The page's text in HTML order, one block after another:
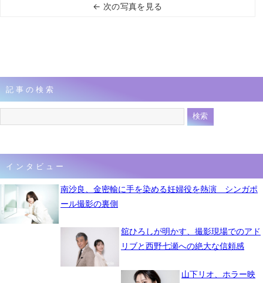
← 次の写真を見る
記事の検索
インタビュー
南沙良、金密輸に手を染める妊婦役を熱演 シンガポ
ール撮影の裏側
舘ひろしが明かす、撮影現場でのアド
リブと西野七瀬への絶大な信頼感
山下リオ、ホラー映